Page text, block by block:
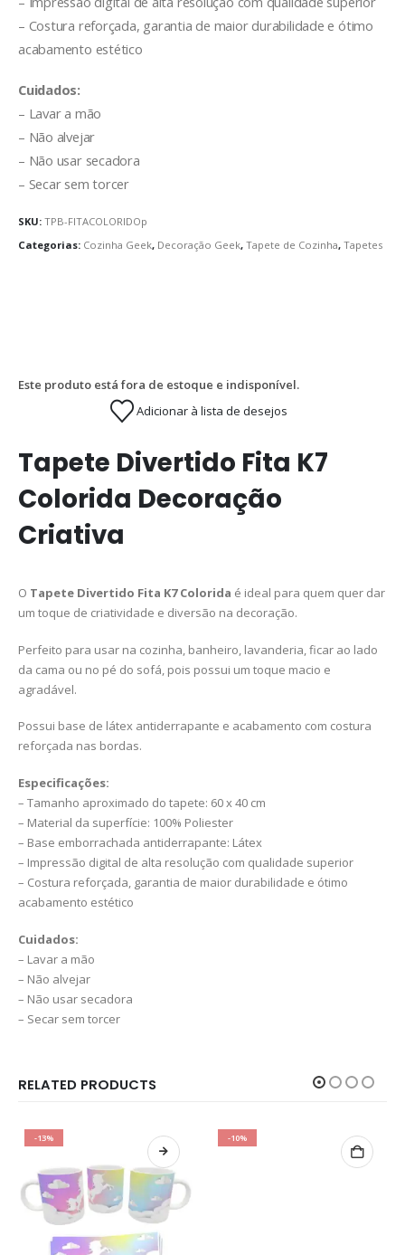
– Costura reforçada, garantia de maior durabilidade e ótimo
acabamento estético
Cuidados:
– Lavar a mão
– Não alvejar
– Não usar secadora
– Secar sem torcer
SKU: TPB-FITACOLORIDOp
Categorias: Cozinha Geek, Decoração Geek, Tapete de Cozinha, Tapetes
Este produto está fora de estoque e indisponível.
Adicionar à lista de desejos
Tapete Divertido Fita K7
Colorida Decoração
Criativa
O Tapete Divertido Fita K7 Colorida é ideal para quem quer dar
um toque de criatividade e diversão na decoração.
Perfeito para usar na cozinha, banheiro, lavanderia, ficar ao lado
da cama ou no pé do sofá, pois possui um toque macio e
agradável.
Possui base de látex antiderrapante e acabamento com costura
reforçada nas bordas.
Especificações:
– Tamanho aproximado do tapete: 60 x 40 cm
– Material da superfície: 100% Poliester
– Base emborrachada antiderrapante: Látex
– Impressão digital de alta resolução com qualidade superior
– Costura reforçada, garantia de maior durabilidade e ótimo
acabamento estético
Cuidados:
– Lavar a mão
– Não alvejar
– Não usar secadora
– Secar sem torcer
RELATED PRODUCTS
-13% -10%